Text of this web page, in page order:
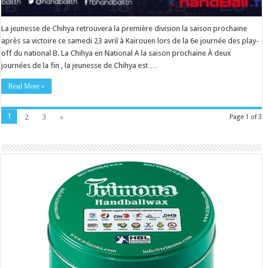
La jeunesse de Chihya retrouvera la première division la saison prochaine
après sa victoire ce samedi 23 avril à Kairouen lors de la 6e journée des play-
off du national B. La Chihya en National A la saison prochaine À deux
journées de la fin , la jeunesse de Chihya est …
Read More »
Page 1 of 3
1 2 3 »